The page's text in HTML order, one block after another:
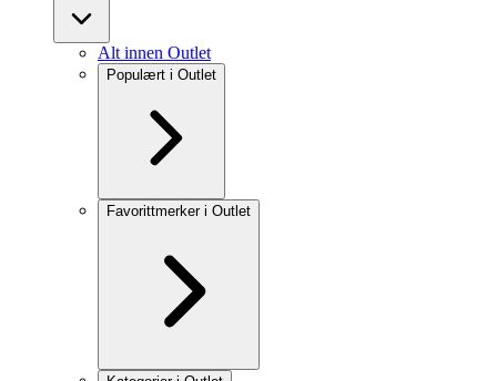
Alt innen Outlet
Populært i Outlet
Favorittmerker i Outlet